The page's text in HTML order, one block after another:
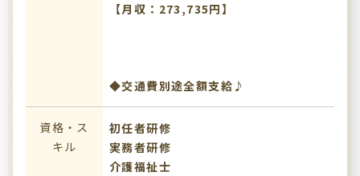
【月収：273,735円】
◆交通費別途全額支給♪
資格・ス
キル
初任者研修
実務者研修
介護福祉士